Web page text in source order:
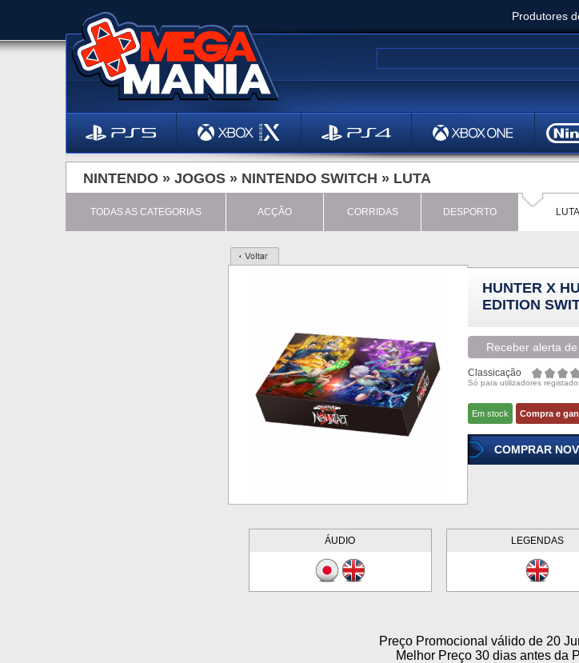
Produtores
Clair Obscur:
NINTENDO » JOGOS » NINTENDO SWITCH » LUTA
TODAS AS CATEGORIAS ACÇÃO CORRIDAS DESPORTO LUTA
HUNTER X
EDITION
Receber alerta
Classicação
Só para utilizadores
Em stock Compra e
COMPRAR
ÁUDIO LEGENDAS
Preço Promocional válido de 20
Melhor Preço 30 dias antes da